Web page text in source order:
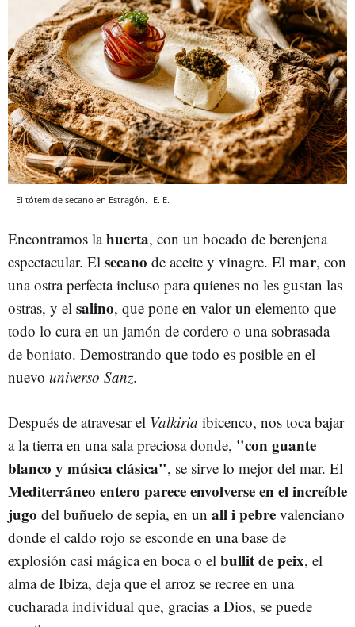
El tótem de secano en Estragón. E. E.
Encontramos lahuerta, con un bocado de berenjena
espectacular. El secano de aceite y vinagre. El mar, con
una ostra perfecta incluso para quienes no les gustan las
ostras, y el salino, que pone en valor un elemento que
todo lo cura en un jamón de cordero o una sobrasada
de boniato. Demostrando que todo es posible en el
nuevo universo Sanz.
Después de atravesar el Valkiria ibicenco, nos toca bajar
a la tierra en una sala preciosa donde, "con guante
blanco y música clásica", se sirve lo mejor del mar. El
Mediterráneo entero parece envolverse en el increíble
jugo del buñuelo de sepia, en un all i pebre valenciano
donde el caldo rojo se esconde en una base de
explosión casi mágica en boca o el bullit de peix, el
alma de Ibiza, deja que el arroz se recree en una
cucharada individual que, gracias a Dios, se puede